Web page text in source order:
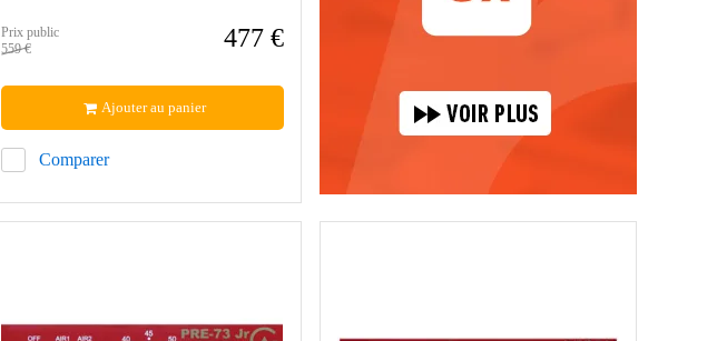
Prix public
559 €
477 €
Comparer
Ajouter au panier